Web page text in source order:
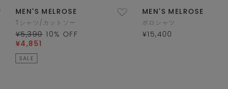
MEN'S MELROSE
Tシャツ/カットソー
¥5,390 10% OFF
¥4,851
SALE
MEN'S MELROSE
ポロシャツ
¥15,400